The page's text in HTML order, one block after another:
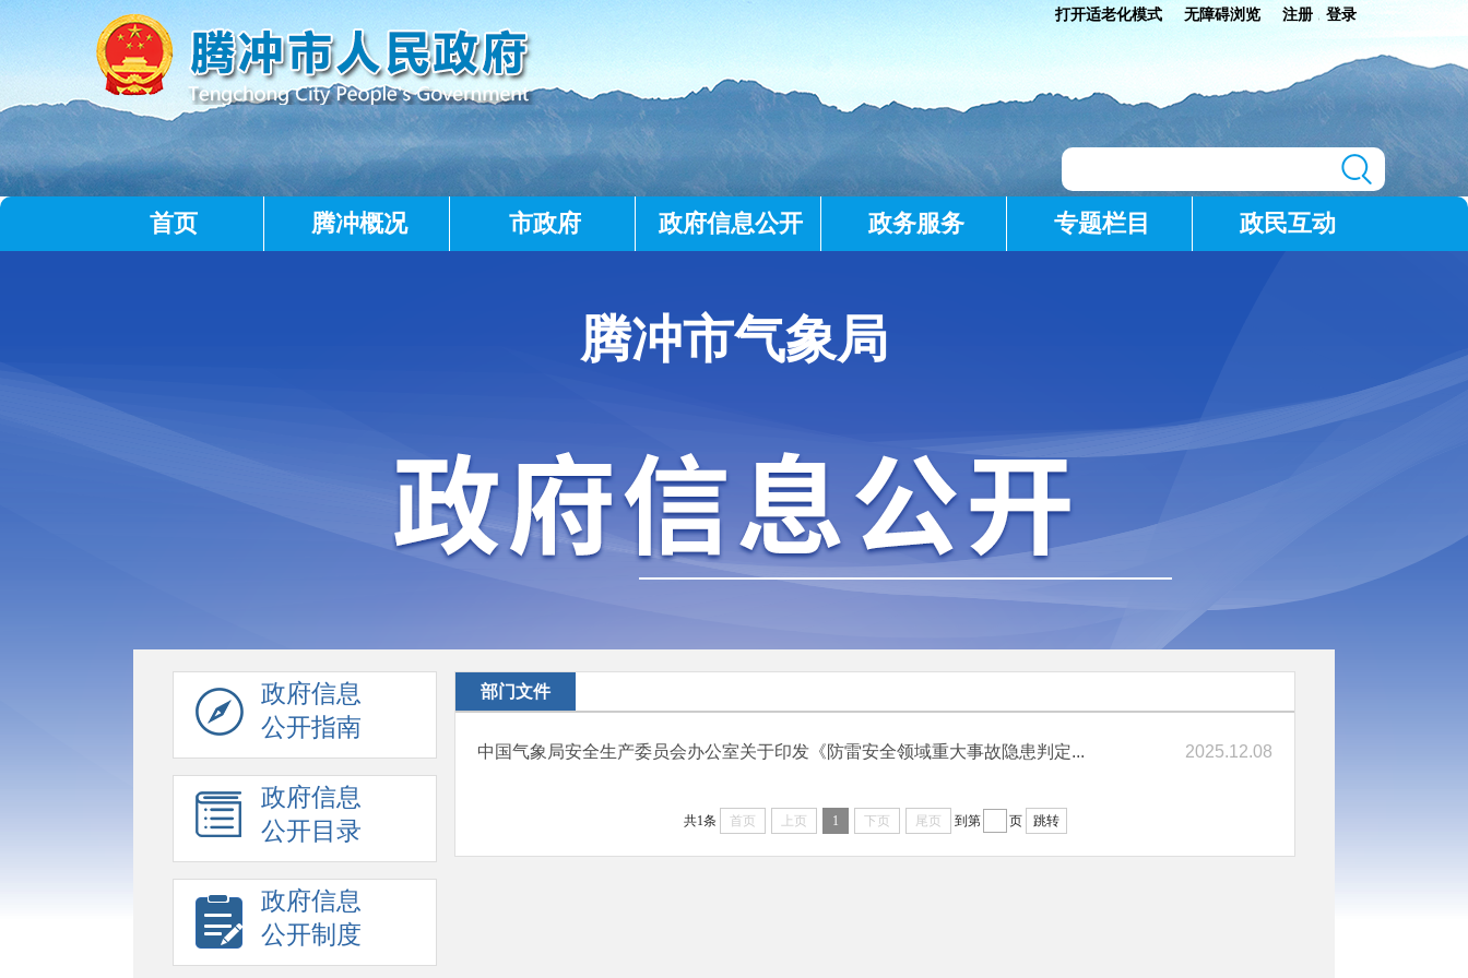
打开适老化模式 无障碍浏览 注册 登录
首页 腾冲概况 市政府 政府信息公开 政务服务 专题栏目 政民互动
腾冲市气象局
政府信息
公开指南
政府信息
公开目录
政府信息
公开制度
部门文件
中国气象局安全生产委员会办公室关于印发《防雷安全领域重大事故隐患判定... 2025.12.08
共1条 首页 上页 1 下页 尾页 到第 页 跳转